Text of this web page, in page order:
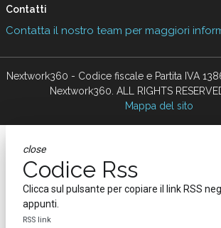
Contatti
Contatta il nostro team per maggiori
Nextwork360 - Codice fiscale e Partita IVA
Nextwork360. ALL RIGHTS
Mappa del sito
close
Codice Rss
Clicca sul pulsante per copiare il link RSS
appunti.
RSS link